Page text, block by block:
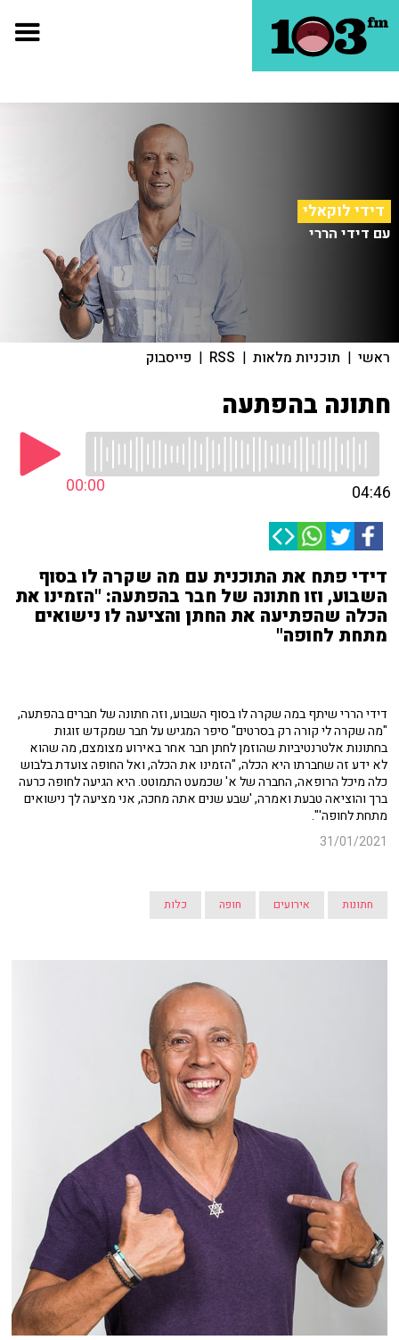
דידי לוקאלי
עם דידי הררי
ראשי | תוכניות מלאות |
RSS
| פייסבוק
חתונה בהפתעה
00:00 04:46
דידי פתח את התוכנית עם מה שקרה לו בסוף
השבוע, וזו חתונה של חבר בהפתעה: "הזמינו את
הכלה שהפתיעה את החתן והציעה לו נישואים
מתחת לחופה"
דידי הררי שיתף במה שקרה לו בסוף השבוע, וזה חתונה של חברים בהפתעה,
"מה שקרה לי קורה רק בסרטים" סיפר המגיש על חבר שמקדש זוגות
בחתונות אלטרנטיביות שהוזמן לחתן חבר אחר באירוע מצומצם, מה שהוא
לא ידע זה שחברתו היא הכלה, "הזמינו את הכלה, ואל החופה צועדת בלבוש
כלה מיכל הרופאה, החברה של א' שכמעט התמוטט. היא הגיעה לחופה כרעה
ברך והוציאה טבעת ואמרה, 'שבע שנים אתה מחכה, אני מציעה לך נישואים
מתחת לחופה'".
31/01/2021
חתונות אירועים חופה כלות